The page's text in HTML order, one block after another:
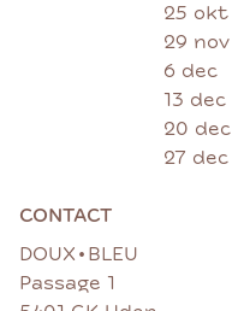
25 okt
29 nov
6 dec
13 dec
20 dec
27 dec
CONTACT
DOUX • BLEU
Passage 1